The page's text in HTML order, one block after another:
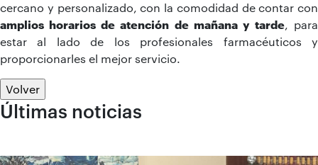
cercano y personalizado, con la comodidad de contar con
amplios horarios de atención de mañana y tarde, para
estar al lado de los profesionales farmacéuticos y
proporcionarles el mejor servicio.
Volver
Últimas noticias